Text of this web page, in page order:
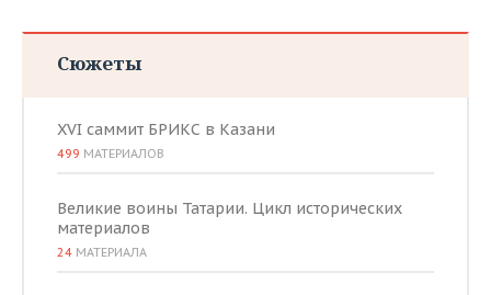
Сюжеты
XVI саммит БРИКС в Казани
499 МАТЕРИАЛОВ
Великие воины Татарии. Цикл исторических
материалов
24 МАТЕРИАЛА